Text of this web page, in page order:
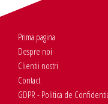
Prima pagina
Despre noi
Clientii nostri
Contact
GDPR - Politica de